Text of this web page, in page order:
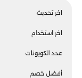
اخر تحديث
اخر استخدام
عدد الكوبونات
أفضل خصم